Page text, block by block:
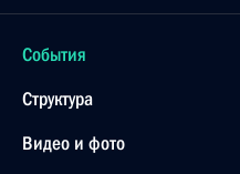
События
Структура
Видео и фото